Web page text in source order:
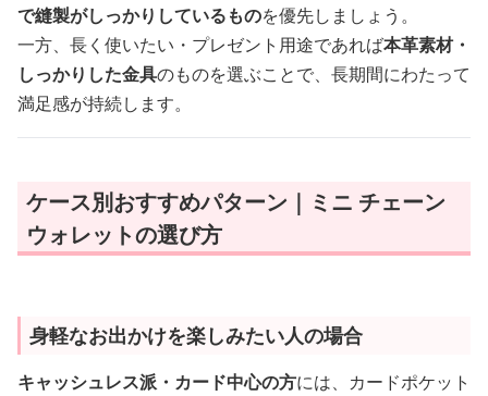
で縫製がしっかりしているものを優先しましょう。
一方、長く使いたい・プレゼント用途であれば本革素材・
しっかりした金具のものを選ぶことで、長期間にわたって
満足感が持続します。
ケース別おすすめパターン｜ミニ チェーン
ウォレットの選び方
身軽なお出かけを楽しみたい人の場合
キャッシュレス派・カード中心の方には、カードポケット